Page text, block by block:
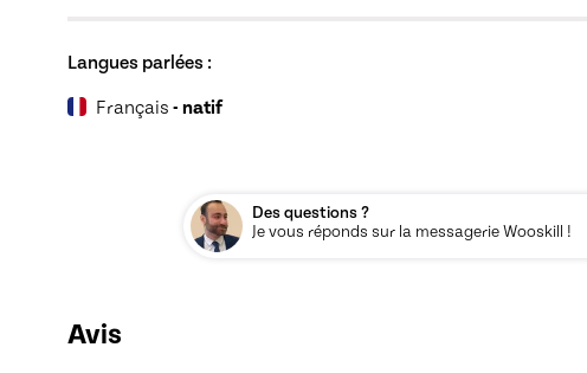
Langues parlées :
Français - natif
Des questions ?
Je vous réponds sur la messagerie Wooskill !
Avis